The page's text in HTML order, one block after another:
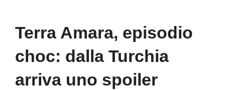
Terra Amara, episodio
choc: dalla Turchia
arriva uno spoiler